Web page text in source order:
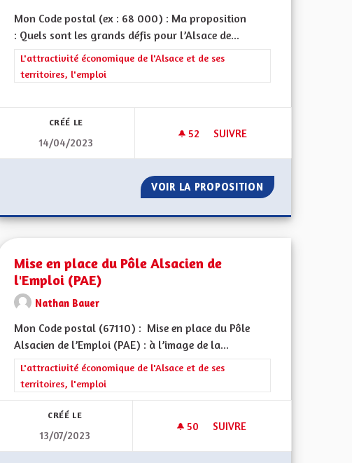
et de ses territoires, l'emploi
DE L'ALSACE
DU SUD DE L'ALSACE
Mon Code postal (ex : 68 000) : Ma proposition
: Quels sont les grands défis pour l’Alsace de...
Filtrer les résultats de la catégorie : L'attractivité économique de l'Alsace
L'attractivité économique de l'Alsace et de ses
territoires, l'emploi
CRÉÉ LE
14/04/2023
52 52 ABONNÉS
SUIVRE
VOIR LA PROPOSITION NE PAS SORTIR
et de ses territoires, l'emploi
VERT
Mise en place du Pôle Alsacien de
l'Emploi (PAE)
Nathan Bauer
Mon Code postal (67110) : Mise en place du Pôle
Alsacien de l’Emploi (PAE) : à l’image de la...
Filtrer les résultats de la catégorie : L'attractivité économique de l'Alsace
L'attractivité économique de l'Alsace et de ses
territoires, l'emploi
CRÉÉ LE
13/07/2023
50 50 ABONNÉS
SUIVRE